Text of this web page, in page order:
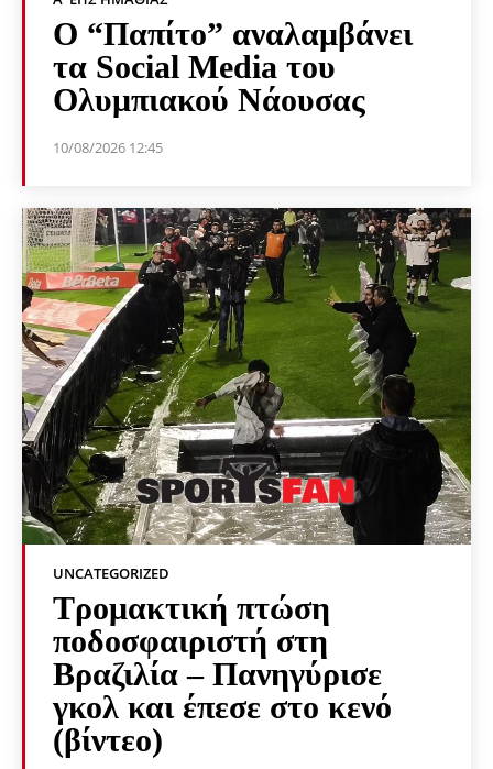
Ο “Παπίτο” αναλαμβάνει
τα Social Media του
Ολυμπιακού Νάουσας
10/08/2026 12:45
UNCATEGORIZED
Τρομακτική πτώση
ποδοσφαιριστή στη
Βραζιλία – Πανηγύρισε
γκολ και έπεσε στο κενό
(βίντεο)